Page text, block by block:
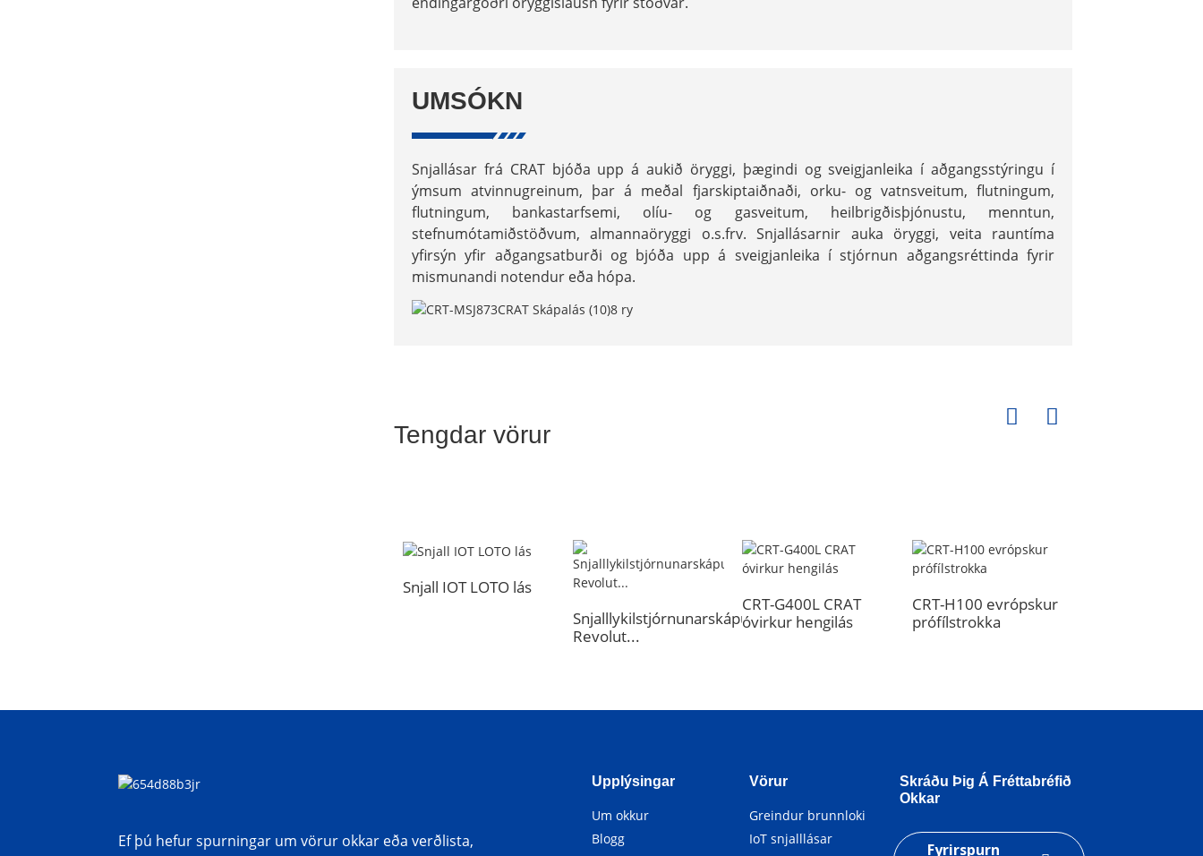
UMSÓKN
Snjallásar frá CRAT bjóða upp á aukið öryggi, þægindi og sveigjanleika í aðgangsstýringu í
ýmsum atvinnugreinum, þar á meðal fjarskiptaiðnaði, orku- og vatnsveitum, flutningum,
flutningum, bankastarfsemi, olíu- og gasveitum, heilbrigðisþjónustu, menntun,
stefnumótamiðstöðvum, almannaöryggi o.s.frv. Snjallásarnir auka öryggi, veita rauntíma
yfirsýn yfir aðgangsatburði og bjóða upp á sveigjanleika í stjórnun aðgangsréttinda fyrir
mismunandi notendur eða hópa.
Tengdar vörur
Snjall IOT LOTO lás
Snjalllykilstjórnunarskápur:
Revolut...
CRT-G400L CRAT
óvirkur hengilás
CRT-H100 evrópskur
prófílstrokka
Ef þú hefur spurningar um vörur okkar eða verðlista,
Upplýsingar
Um okkur
Blogg
Vörur
Greindur brunnloki
IoT snjalllásar
Skráðu Þig Á Fréttabréfið
Okkar
Fyrirspurn